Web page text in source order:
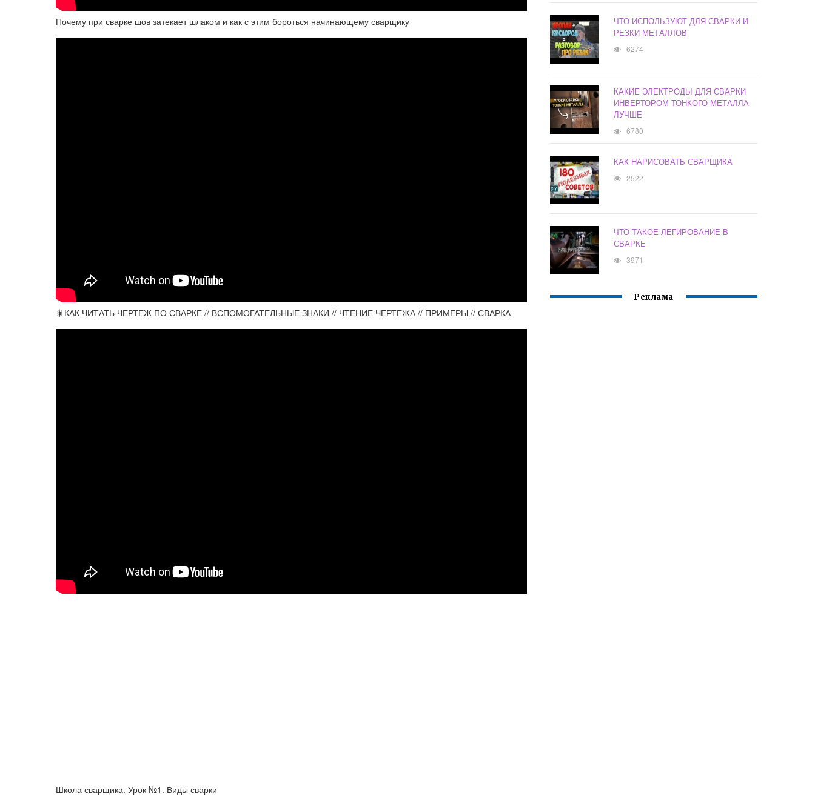
Почему при сварке шов затекает шлаком и как с этим бороться начинающему сварщику
🎇КАК ЧИТАТЬ ЧЕРТЕЖ ПО СВАРКЕ // ВСПОМОГАТЕЛЬНЫЕ ЗНАКИ // ЧТЕНИЕ ЧЕРТЕЖА // ПРИМЕРЫ // СВАРКА
Школа сварщика. Урок №1. Виды сварки
ЧТО ИСПОЛЬЗУЮТ ДЛЯ СВАРКИ И
РЕЗКИ МЕТАЛЛОВ
6274
КАКИЕ ЭЛЕКТРОДЫ ДЛЯ СВАРКИ
ИНВЕРТОРОМ ТОНКОГО МЕТАЛЛА
ЛУЧШЕ
6780
КАК НАРИСОВАТЬ СВАРЩИКА
2522
ЧТО ТАКОЕ ЛЕГИРОВАНИЕ В
СВАРКЕ
3971
Реклама